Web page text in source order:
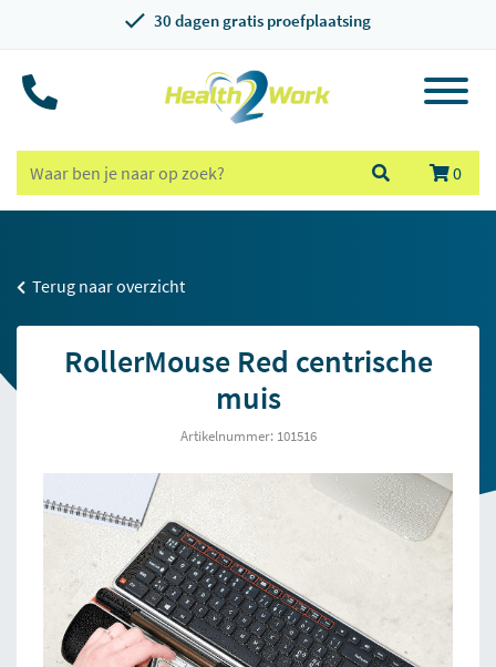
30 dagen gratis proefplaatsing
0
Terug naar overzicht
RollerMouse Red centrische
muis
Artikelnummer: 101516